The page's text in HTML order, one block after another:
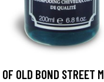
OLD BOND STREET